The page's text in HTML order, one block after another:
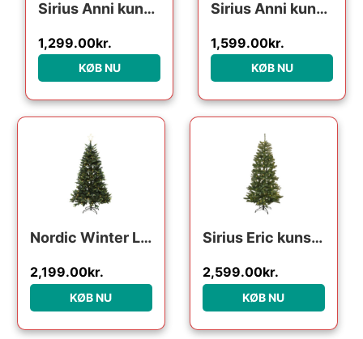
Sirius Anni kunstigt juletræ med lys, 150 cm
1,299.00kr.
KØB NU
Sirius Anni kunstigt juletræ med lys, 180 cm
1,599.00kr.
KØB NU
Nordic Winter Lifa kunstigt juletræ med lys, 260 x 170 cm
2,199.00kr.
KØB NU
Sirius Eric kunstigt juletræ med lys, 210 cm
2,599.00kr.
KØB NU